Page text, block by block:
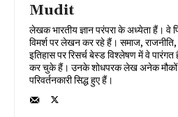
Mudit
लेखक भारतीय ज्ञान परंपरा के अध्येता हैं।
विमर्श पर लेखन कर रहे हैं। समाज, राजनीति,
इतिहास पर रिसर्च बेस्ड विश्लेषण में वे पारंगत
कर चुके हैं। उनके शोधपरक लेख अनेक मौकों पर
परिवर्तनकारी सिद्ध हुए हैं।